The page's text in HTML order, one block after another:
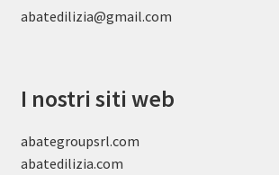
abatedilizia@gmail.com
I nostri siti web
abategroupsrl.com
abatedilizia.com